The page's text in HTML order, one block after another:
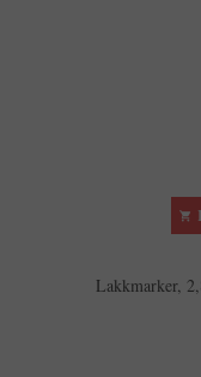
Lakkmarker,